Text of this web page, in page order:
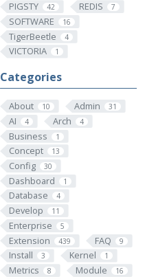
PIGSTY 42 REDIS 7
SOFTWARE 16
TigerBeetle 4
VICTORIA 1
Categories
About 10 Admin 31
AI 4 Arch 4
Business 1
Concept 13
Config 30
Dashboard 1
Database 4
Develop 11
Enterprise 5
Extension 439 FAQ 9
Install 3 Kernel 1
Metrics 8 Module 16